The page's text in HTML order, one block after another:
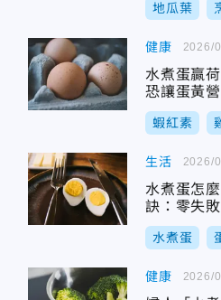
地瓜葉
健康
水煮蛋贏
恐讓蛋黃
蝦紅素
2026/
生活
水煮蛋怎
訣：零失敗
水煮蛋
2026/
健康 2026/